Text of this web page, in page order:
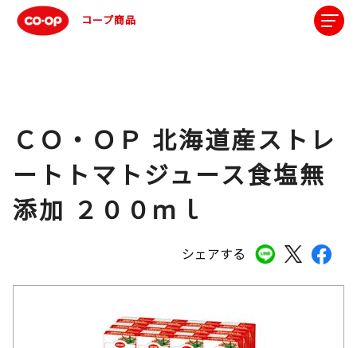
コープ商品
シェアする
ＣＯ・ＯＰ 北海道産ストレ
ートトマトジュース食塩無
添加 ２００ｍｌ